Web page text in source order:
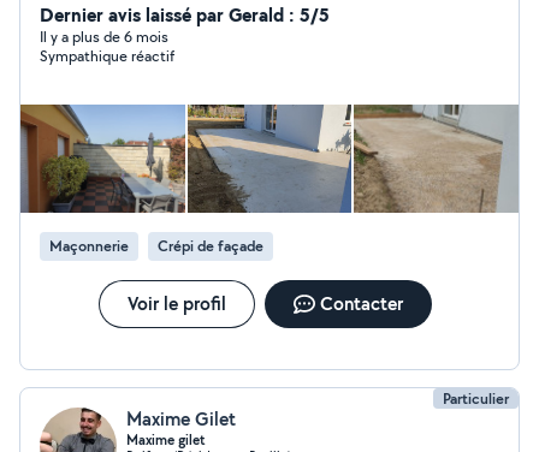
Dernier avis laissé par Gerald : 5/5
Il y a plus de 6 mois
Sympathique réactif
Maçonnerie Crépi de façade
Voir le profil Contacter
Particulier
Maxime Gilet
Maxime gilet